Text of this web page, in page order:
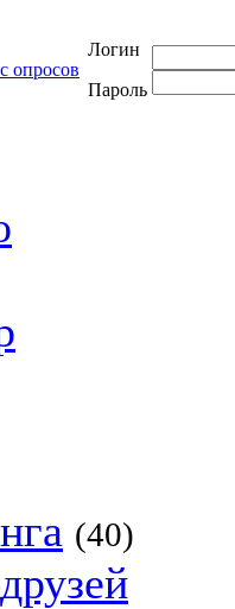
Логин
Пароль
(40)